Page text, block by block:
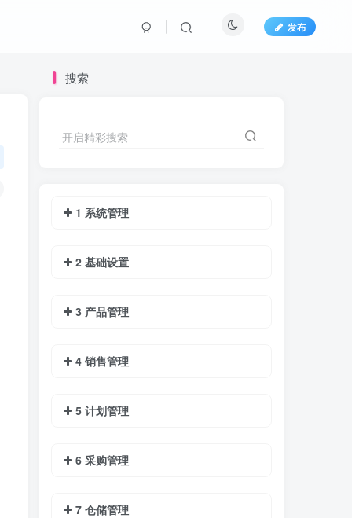
发布
搜索
开启精彩搜索
1 系统管理
2 基础设置
3 产品管理
4 销售管理
5 计划管理
6 采购管理
7 仓储管理